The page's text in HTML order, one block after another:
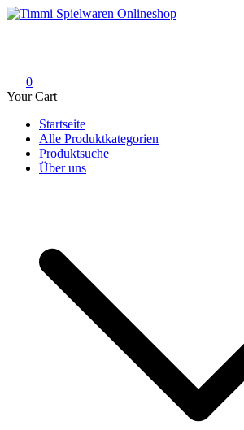
Skip
0
Your Cart
Startseite
Alle Produktkategorien
Produktsuche
Über uns